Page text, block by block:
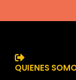
QUIENES